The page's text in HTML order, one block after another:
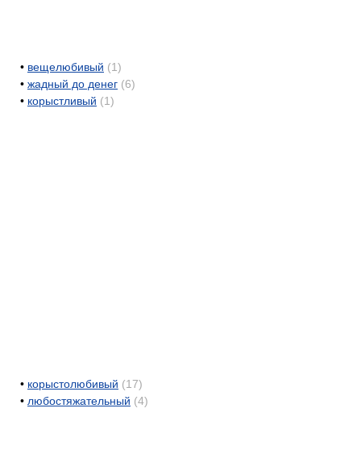
• вещелюбивый (1)
• жадный до денег (6)
• корыстливый (1)
• корыстолюбивый (17)
• любостяжательный (4)